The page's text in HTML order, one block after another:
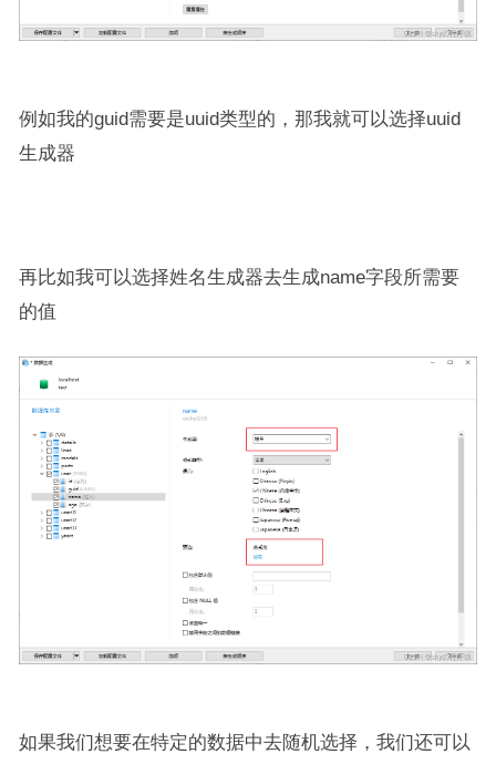
例如我的guid需要是uuid类型的，那我就可以选择uuid
生成器
再比如我可以选择姓名生成器去生成name字段所需要
的值
如果我们想要在特定的数据中去随机选择，我们还可以